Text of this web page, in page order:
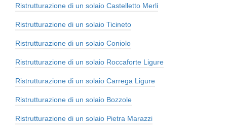
Ristrutturazione di un solaio Castelletto Merli
Ristrutturazione di un solaio Ticineto
Ristrutturazione di un solaio Coniolo
Ristrutturazione di un solaio Roccaforte Ligure
Ristrutturazione di un solaio Carrega Ligure
Ristrutturazione di un solaio Bozzole
Ristrutturazione di un solaio Pietra Marazzi